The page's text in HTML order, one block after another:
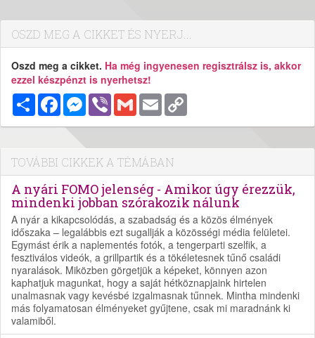
OSZD MEG A CIKKET ÉS NYERJ...
Oszd meg a cikket. Ha még ingyenesen regisztrálsz is, akkor
ezzel készpénzt is nyerhetsz!
MegosztásFacebookMessenger
Viber Gmail Email
TOVÁBBI CIKKEK A TÉMÁBAN
A nyári FOMO jelenség - Amikor úgy érezzük,
mindenki jobban szórakozik nálunk
A nyár a kikapcsolódás, a szabadság és a közös élmények
időszaka – legalábbis ezt sugallják a közösségi média felületei.
Egymást érik a naplementés fotók, a tengerparti szelfik, a
fesztiválos videók, a grillpartik és a tökéletesnek tűnő családi
nyaralások. Miközben görgetjük a képeket, könnyen azon
kaphatjuk magunkat, hogy a saját hétköznapjaink hirtelen
unalmasnak vagy kevésbé izgalmasnak tűnnek. Mintha mindenki
más folyamatosan élményeket gyűjtene, csak mi maradnánk ki
valamiből.